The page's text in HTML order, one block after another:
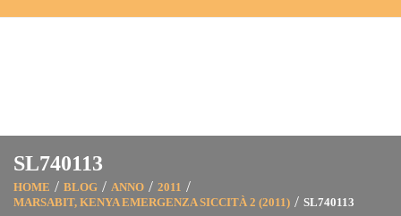
SL740113
HOME BLOG ANNO
2011
MARSABIT, KENYA EMERGENZA SICCITÀ 2 (2011)
SL740113